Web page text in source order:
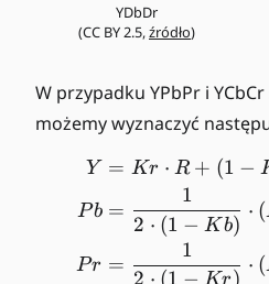
YDbDr
(CC BY 2.5,źródło)
W przypadku YPbPr i
możemy wyznaczyć
Y
Pb
Pr
= Kr ⋅ R + (1 −
=
2 ⋅ (1 − Kb)
1
⋅ (
=
2 ⋅ (1 − Kr)
1
⋅ (